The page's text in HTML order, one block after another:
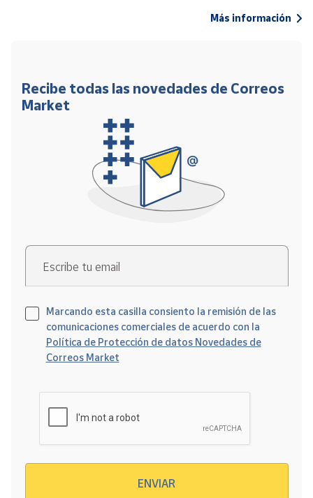
Más información
Recibe todas las novedades de Correos
Market
Escribe tu email
Marcando esta casilla consiento la remisión de las
comunicaciones comerciales de acuerdo con la
Política de Protección de datos Novedades de
Correos Market
ENVIAR